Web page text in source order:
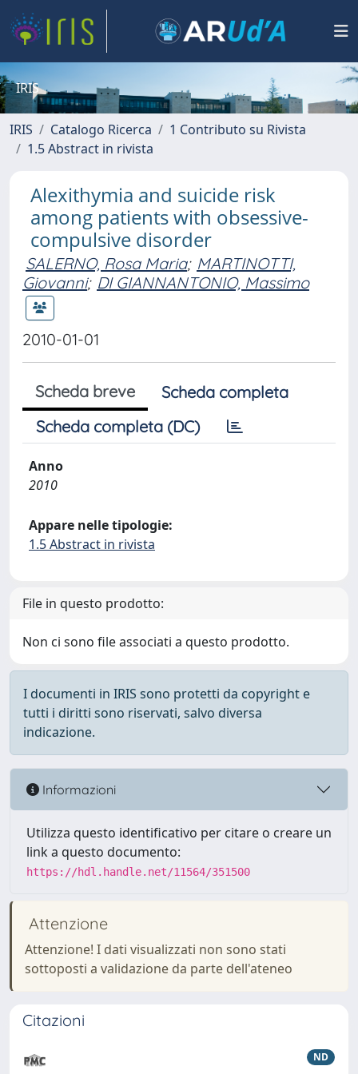
IRIS
IRIS Catalogo Ricerca
1 Contributo su Rivista
1.5 Abstract in rivista
Alexithymia and suicide risk
among patients with obsessive-
compulsive disorder
SALERNO, Rosa Maria; MARTINOTTI,
Giovanni; DI GIANNANTONIO, Massimo
2010-01-01
Scheda breve
Scheda completa
Scheda completa (DC)
Anno
2010
Appare nelle tipologie:
1.5 Abstract in rivista
File in questo prodotto:
Non ci sono file associati a questo prodotto.
I documenti in IRIS sono protetti da copyright e
tutti i diritti sono riservati, salvo diversa
indicazione.
Informazioni
Utilizza questo identificativo per citare o creare un
link a questo documento:
https://hdl.handle.net/11564/351500
Attenzione
Attenzione! I dati visualizzati non sono stati
sottoposti a validazione da parte dell'ateneo
Citazioni
ND